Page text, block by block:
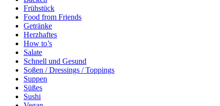
Frühstück
Food from Friends
Getränke
Herzhaftes
How to’s
Salate
Schnell und Gesund
Soßen / Dressings / Toppings
Suppen
Süßes
Sushi